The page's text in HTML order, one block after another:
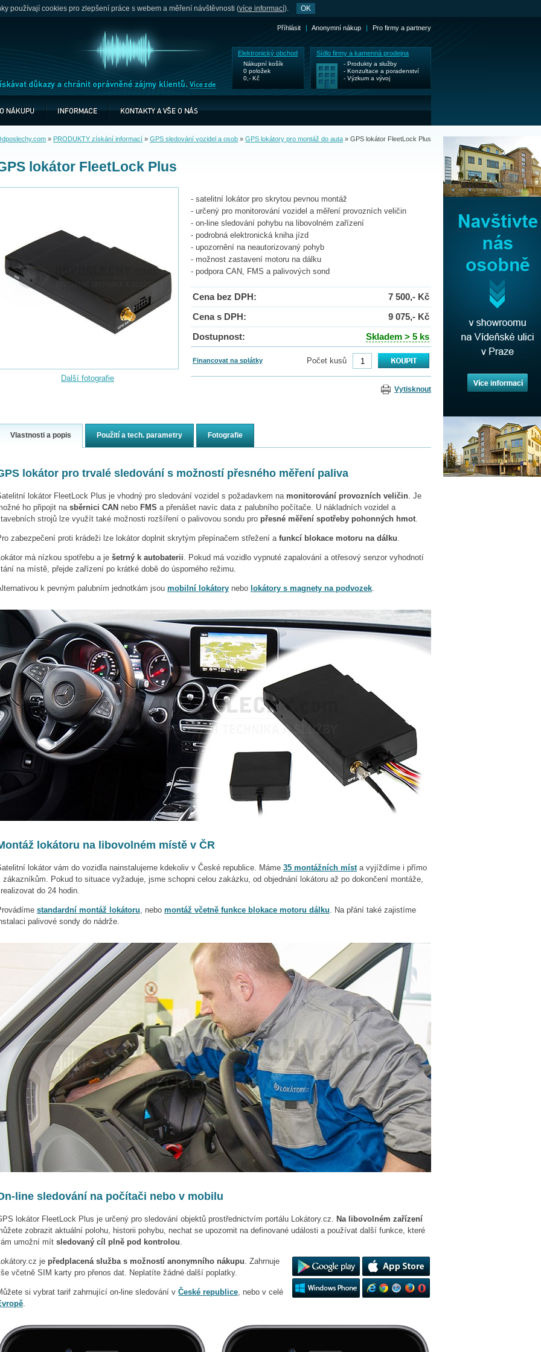
používají cookies pro zlepšení práce s webem a měření návštěvnosti (více informací). OK
Příhlásit | Anonymní nákup | Pro firmy a partnery
Elektronický obchod
Nákupní košík
0 položek
0,- Kč
Sídlo firmy a kamenná prodejna
- Produkty a služby
- Konzultace a poradenství
- Výzkum a vývoj
» PRODUKTY získání informací » GPS sledování vozidel a osob » GPS lokátory pro montáž do auta » GPS lokátor FleetLock Plus
lokátor FleetLock Plus
Další fotografie
- satelitní lokátor pro skrytou pevnou montáž
- určený pro monitorování vozidel a měření provozních veličin
- on-line sledování pohybu na libovolném zařízení
- podrobná elektronická kniha jízd
- upozornění na neautorizovaný pohyb
- možnost zastavení motoru na dálku
- podpora CAN, FMS a palivových sond
Cena bez DPH:
7 500,- Kč
Cena s DPH:
9 075,- Kč
Dostupnost:
Skladem > 5 ks
Financovat na splátky Počet kusů
Vytisknout
Vlastnosti a popis Použití a tech. parametry Fotografie
lokátor pro trvalé sledování s možností přesného měření paliva
lokátor FleetLock Plus je vhodný pro sledování vozidel s požadavkem na monitorování provozních veličin. Je
ho připojit na sběrnici CAN nebo FMS a přenášet navíc data z palubního počítače. U nákladních vozidel a
strojů lze využít také možnosti rozšíření o palivovou sondu pro přesné měření spotřeby pohonných hmot.
zabezpečení proti krádeži lze lokátor doplnit skrytým přepínačem střežení a funkcí blokace motoru na dálku.
má nízkou spotřebu a je šetrný k autobaterii. Pokud má vozidlo vypnuté zapalování a otřesový senzor vyhodnotí
na místě, přejde zařízení po krátké době do úsporného režimu.
k pevným palubním jednotkám jsou mobilní lokátory nebo lokátory s magnety na podvozek.
lokátoru na libovolném místě v ČR
lokátor vám do vozidla nainstalujeme kdekoliv v České republice. Máme 35 montážních místa vyjíždíme i přímo
zákazníkům. Pokud to situace vyžaduje, jsme schopni celou zakázku, od objednání lokátoru až po dokončení montáže,
do 24 hodin.
standardní montáž lokátoru, nebo montáž včetně funkce blokace motoru dálku. Na přání také zajistíme
palivové sondy do nádrže.
line sledování na počítači nebo v mobilu
lokátor FleetLock Plus je určený pro sledování objektů prostřednictvím portálu Lokátory.cz. Na libovolném zařízení
zobrazit aktuální polohu, historii pohybu, nechat se upozornit na definované události a používat další funkce, které
umožní mít sledovaný cíl plně pod kontrolou.
je předplacená služba s možností anonymního nákupu. Zahrnuje
včetně SIM karty pro přenos dat. Neplatíte žádné další poplatky.
si vybrat tarif zahrnující on-line sledování v České republice, nebo v celé
.